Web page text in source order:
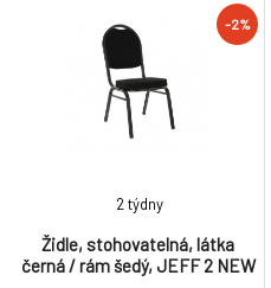
kg Dodávané v demontu.
Hmotnost: 8.25kg
-2%
Židle, stohovatelná, látka
černá / rám šedý, JEFF 2 NEW
2 týdny